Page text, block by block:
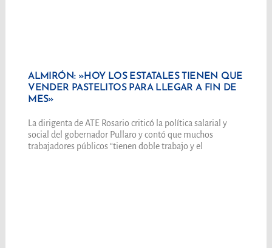
ALMIRÓN: »HOY LOS ESTATALES TIENEN QUE
VENDER PASTELITOS PARA LLEGAR A FIN DE
MES»
La dirigenta de ATE Rosario criticó la política salarial y
social del gobernador Pullaro y contó que muchos
trabajadores públicos “tienen doble trabajo y el